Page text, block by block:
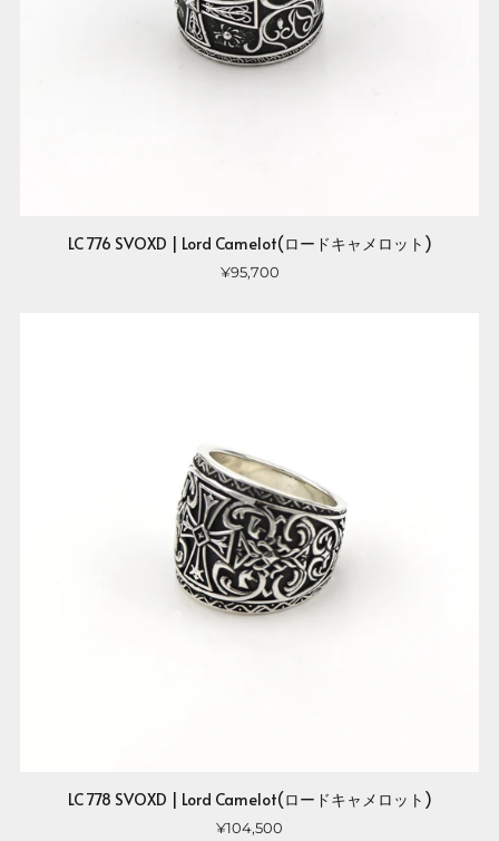
LC 776 SVOXD | Lord Camelot(ロードキャメロット)
¥95,700
LC 778 SVOXD | Lord Camelot(ロードキャメロット)
¥104,500